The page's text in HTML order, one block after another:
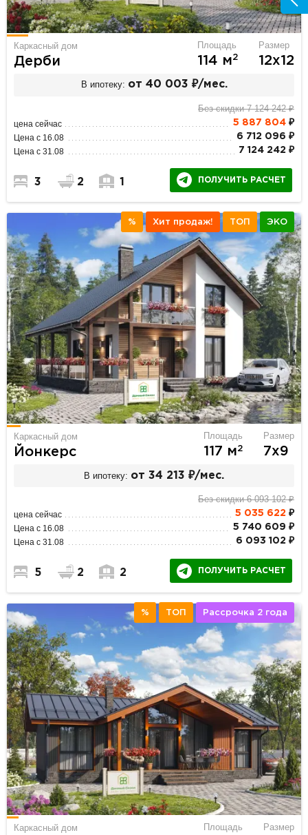
Каркасный дом
Дерби
Площадь
114 м2
Размер
12х12
В ипотеку: от 40 003 ₽/мес.
Без скидки 7 124 242 ₽
цена сейчас 5 887 804₽
Цена с 16.08 6 712 096 ₽
Цена с 31.08 7 124 242 ₽
3 2 1 ПОЛУЧИТЬ РАСЧЕТ
% Хит продаж! ТОП ЭКО
Каркасный дом
Йонкерс
Площадь
117 м2
Размер
7х9
В ипотеку: от 34 213 ₽/мес.
Без скидки 6 093 102 ₽
цена сейчас 5 035 622 ₽
Цена с 16.08 5 740 609 ₽
Цена с 31.08 6 093 102 ₽
5 2 2 ПОЛУЧИТЬ РАСЧЕТ
% ТОП Рассрочка 2 года
Каркасный дом Площадь Размер